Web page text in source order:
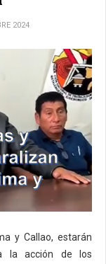
2024
y Callao, estarán
la acción de los